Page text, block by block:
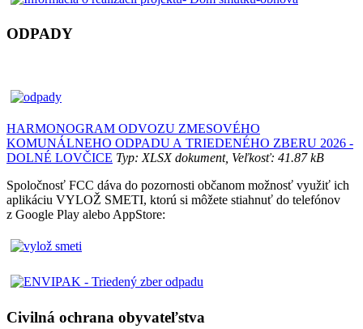
ODPADY
HARMONOGRAM ODVOZU ZMESOVÉHO
KOMUNÁLNEHO ODPADU A TRIEDENÉHO ZBERU 2026 -
DOLNÉ LOVČICE Typ: XLSX dokument, Veľkosť: 41.87 kB
Spoločnosť FCC dáva do pozornosti občanom možnosť využiť ich
aplikáciu VYLOŽ SMETI, ktorú si môžete stiahnuť do telefónov
z Google Play alebo AppStore:
Civilná ochrana obyvateľstva